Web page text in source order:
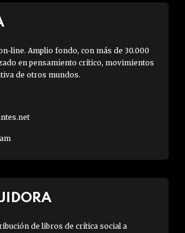
line. Amplio fondo, con más de 30.000
en pensamiento crítico, movimientos
de otros mundos.
de libros de crítica social a